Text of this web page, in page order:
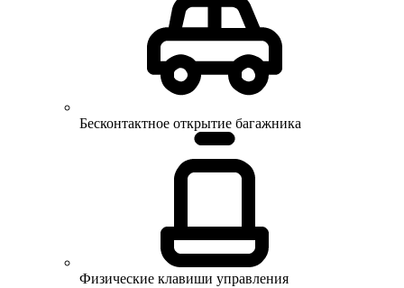
Бесконтактное открытие багажника
Физические клавиши управления